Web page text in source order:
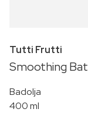
Tutti Frutti
Smoothing
Badolja
400 ml